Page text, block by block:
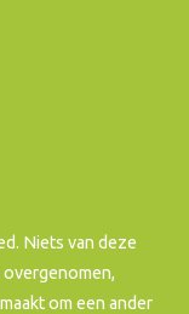
Niets van deze
om een ander